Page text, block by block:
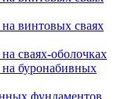
винтовых сваях
сваях-оболочках
буронабивных
фундаментов